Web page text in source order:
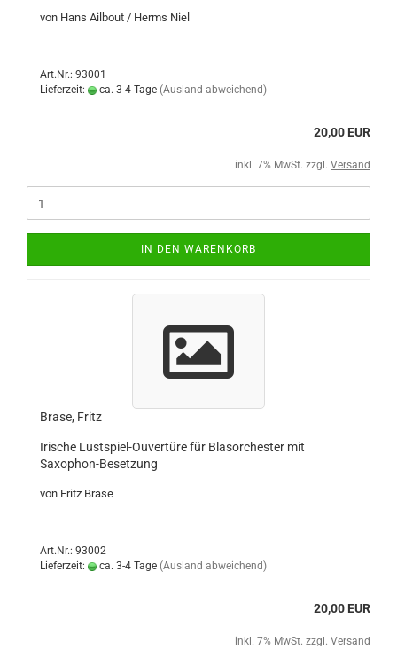
von Hans Ailbout / Herms Niel
Art.Nr.: 93001
Lieferzeit:
ca. 3-4 Tage (Ausland abweichend)
20,00 EUR
inkl. 7% MwSt. zzgl. Versand
IN DEN WARENKORB
Brase, Fritz
Irische Lustspiel-Ouvertüre für Blasorchester mit
Saxophon-Besetzung
von Fritz Brase
Art.Nr.: 93002
Lieferzeit:
ca. 3-4 Tage (Ausland abweichend)
20,00 EUR
inkl. 7% MwSt. zzgl. Versand